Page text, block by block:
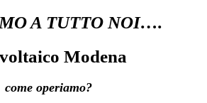
A TUTTO NOI….
Modena
come operiamo?